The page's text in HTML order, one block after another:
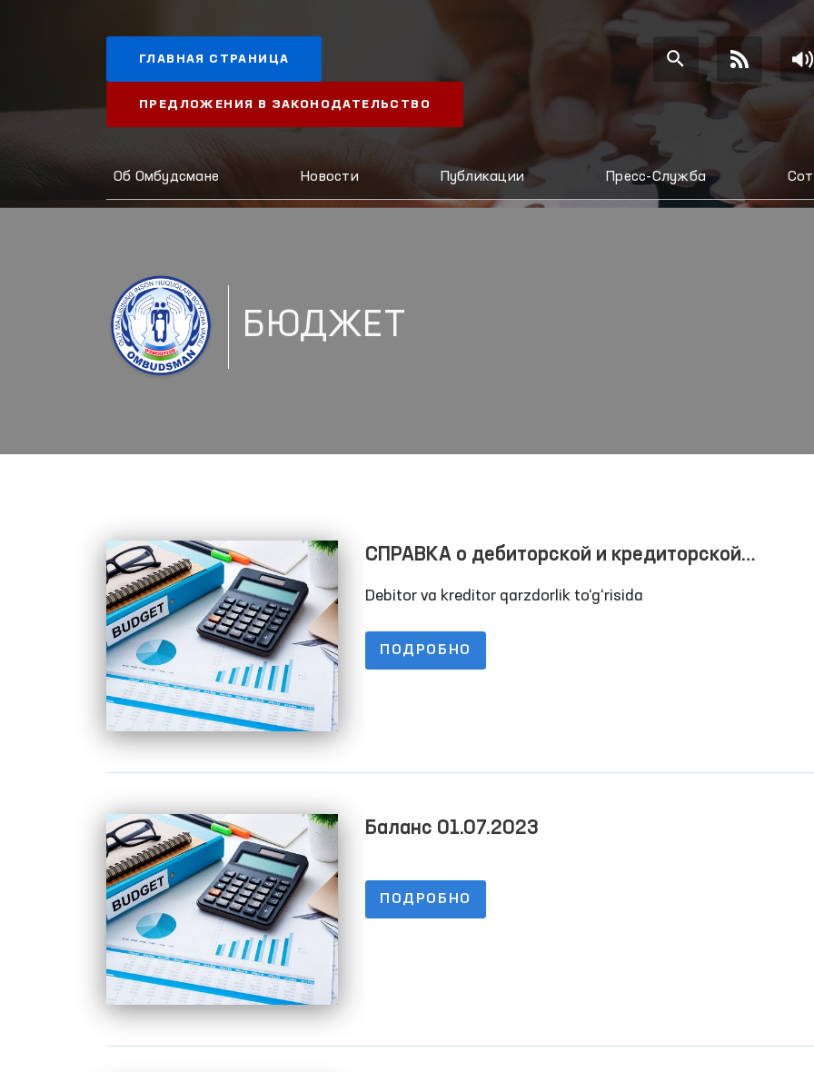
ГЛАВНАЯ СТРАНИЦА
ПРЕДЛОЖЕНИЯ В ЗАКОНОДАТЕЛЬСТВО
Об Омбудсмане Новости Публикации Пресс-Служба
БЮДЖЕТ
СПРАВКА о дебиторской и кредиторской
задолженностях по состоянию на 01.07.2023
Debitor va kreditor qarzdorlik to‘g‘risida
ПОДРОБНО
Баланс 01.07.2023
ПОДРОБНО
Механизмы противодействия
женщин и детей в
проводятся
занятия по